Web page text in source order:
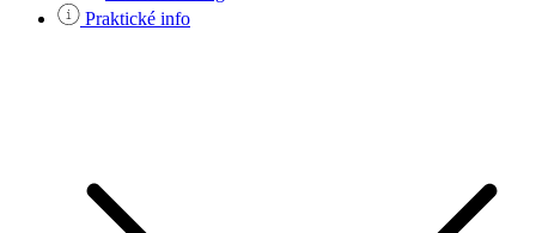
Praktické info